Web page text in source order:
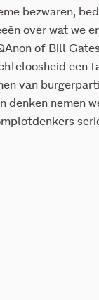
bezwaren,
over wat we
of Bill
een
van
denken nemen